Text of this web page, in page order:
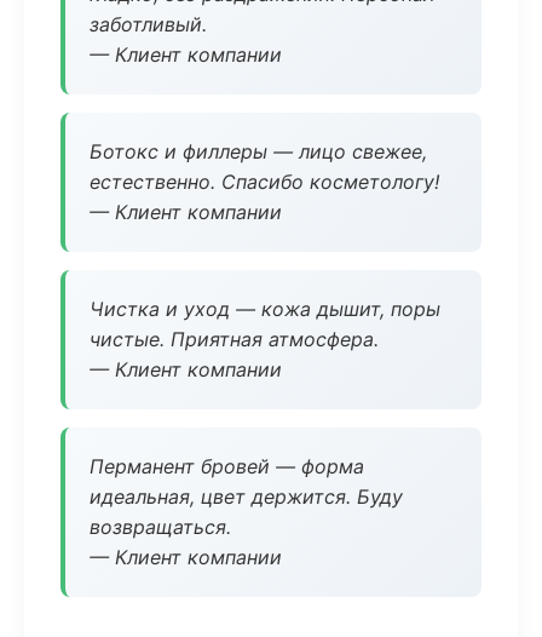
заботливый.
— Клиент компании
Ботокс и филлеры — лицо свежее,
естественно. Спасибо косметологу!
— Клиент компании
Чистка и уход — кожа дышит, поры
чистые. Приятная атмосфера.
— Клиент компании
Перманент бровей — форма
идеальная, цвет держится. Буду
возвращаться.
— Клиент компании